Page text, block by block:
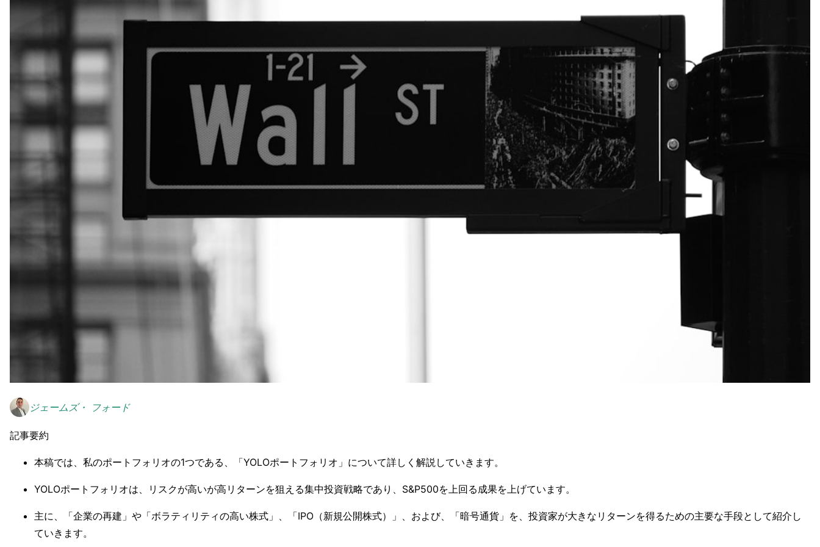
ジェームズ・ フォード
記事要約
本稿では、私のポートフォリオの1つである、「YOLOポートフォリオ」について詳しく解説していきます。
YOLOポートフォリオは、リスクが高いが高リターンを狙える集中投資戦略であり、S&P500を上回る成果を上げています。
主に、「企業の再建」や「ボラティリティの高い株式」、「IPO（新規公開株式）」、および、「暗号通貨」を、投資家が大きなリターンを得るための主要な手段として紹介し
ていきます。